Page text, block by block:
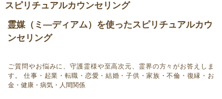
スピリチュアルカウンセリング
霊媒（ミ―ディアム）を使ったスピリチュアルカウ
ンセリング
ご質問やお悩みに、守護霊様や至高次元、霊界の方々がお答えしま
す。 仕事・起業・転職・恋愛・結婚・子供・家族・不倫・復縁・お
金・健康・病気・人間関係